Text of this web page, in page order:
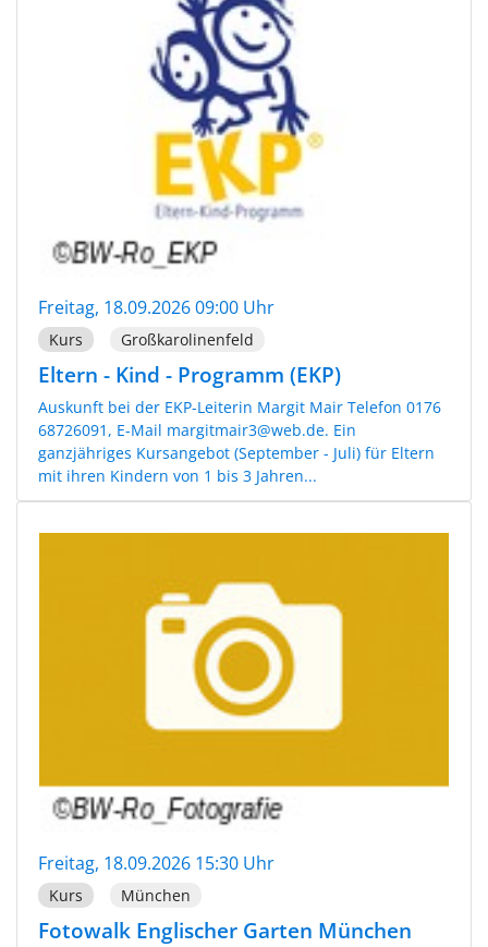
Freitag, 18.09.2026 09:00 Uhr
Kurs Großkarolinenfeld
Eltern - Kind - Programm (EKP)
Auskunft bei der EKP-Leiterin Margit Mair Telefon 0176
68726091, E-Mail margitmair3@web.de. Ein
ganzjähriges Kursangebot (September - Juli) für Eltern
mit ihren Kindern von 1 bis 3 Jahren...
Freitag, 18.09.2026 15:30 Uhr
Kurs München
Fotowalk Englischer Garten München